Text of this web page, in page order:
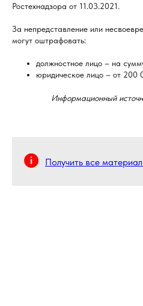
Ростехнадзора от 11.03.2021.
За непредставление или
могут оштрафовать:
должностное лицо – на
юридическое лицо – от 200
Информационный
Получить все